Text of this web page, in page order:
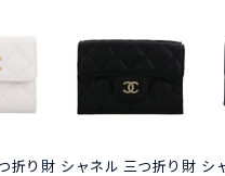
折り財 シャネル 三つ折り財 シ